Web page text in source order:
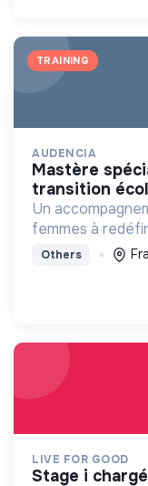
TRAINING
AUDENCIA
mastère spécialisé acteur pour la
transition
Un
femmes à
clarté
Others
LIVE FOR GOOD
stage i chargé.e de communication &